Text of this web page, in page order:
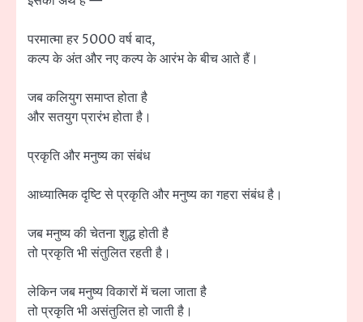
परमात्मा हर 5000 वर्ष बाद,
कल्प के अंत और नए कल्प के आरंभ के बीच आते हैं।
जब कलियुग समाप्त होता है
और सतयुग प्रारंभ होता है।
प्रकृति और मनुष्य का संबंध
आध्यात्मिक दृष्टि से प्रकृति और मनुष्य का गहरा संबंध है।
जब मनुष्य की चेतना शुद्ध होती है
तो प्रकृति भी संतुलित रहती है।
लेकिन जब मनुष्य विकारों में चला जाता है
तो प्रकृति भी असंतुलित हो जाती है।